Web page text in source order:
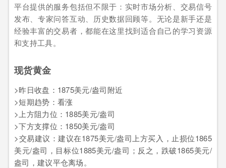
平台提供的服务包括但不限于：实时市场分析、交易信号
发布、专家问答互动、历史数据回顾等。无论是新手还是
经验丰富的交易者，都能在这里找到适合自己的学习资源
和支持工具。
现货黄金
>昨日收盘：1875美元/盎司附近
>短期趋势：看涨
>上方阻力位：1885美元/盎司
>下方支撑位：1850美元/盎司
>交易建议：建议在1875美元/盎司上方买入，止损位1865
美元/盎司，目标位1885美元/盎司；反之，跌破1865美元/
盎司，建议平仓离场。